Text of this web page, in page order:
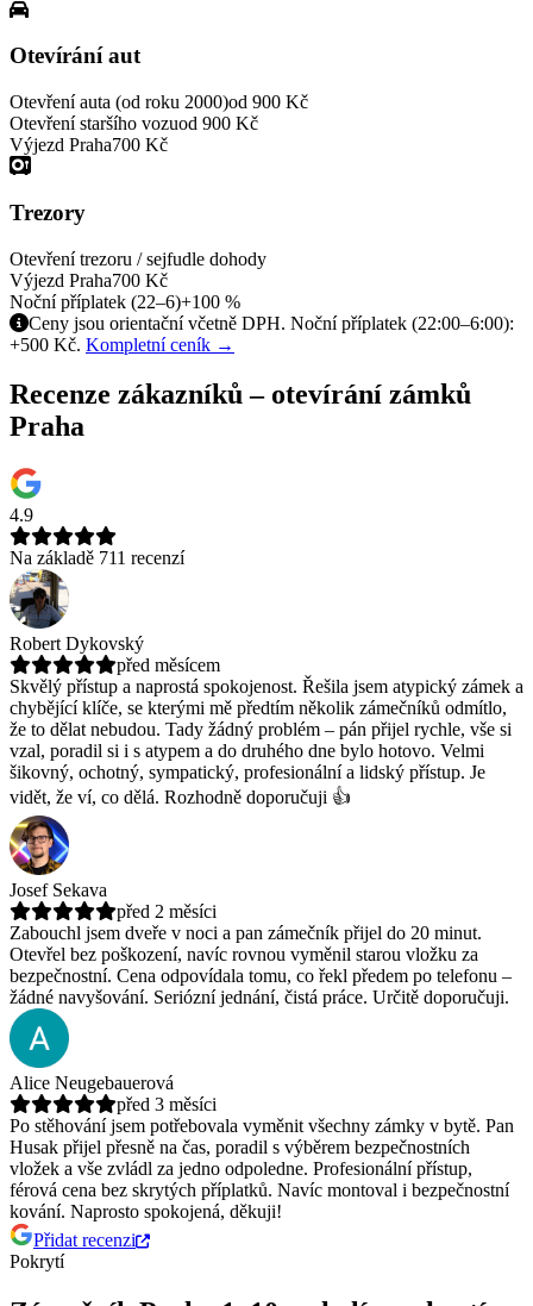
Otevírání aut
Otevření auta (od roku 2000)od 900 Kč
Otevření staršího vozuod 900 Kč
Výjezd Praha700 Kč
Trezory
Otevření trezoru / sejfudle dohody
Výjezd Praha700 Kč
Noční příplatek (22–6)+100 %
Ceny jsou orientační včetně DPH. Noční příplatek (22:00–6:00):
+500 Kč. Kompletní ceník →
Recenze zákazníků – otevírání zámků
Praha
4.9
Na základě 711 recenzí
Robert Dykovský
před měsícem
Skvělý přístup a naprostá spokojenost. Řešila jsem atypický zámek a
chybějící klíče, se kterými mě předtím několik zámečníků odmítlo,
že to dělat nebudou. Tady žádný problém – pán přijel rychle, vše si
vzal, poradil si i s atypem a do druhého dne bylo hotovo. Velmi
šikovný, ochotný, sympatický, profesionální a lidský přístup. Je
vidět, že ví, co dělá. Rozhodně doporučuji 👍
Josef Sekava
před 2 měsíci
Zabouchl jsem dveře v noci a pan zámečník přijel do 20 minut.
Otevřel bez poškození, navíc rovnou vyměnil starou vložku za
bezpečnostní. Cena odpovídala tomu, co řekl předem po telefonu –
žádné navyšování. Seriózní jednání, čistá práce. Určitě doporučuji.
Alice Neugebauerová
před 3 měsíci
Po stěhování jsem potřebovala vyměnit všechny zámky v bytě. Pan
Husak přijel přesně na čas, poradil s výběrem bezpečnostních
vložek a vše zvládl za jedno odpoledne. Profesionální přístup,
férová cena bez skrytých příplatků. Navíc montoval i bezpečnostní
kování. Naprosto spokojená, děkuji!
Přidat recenzi
Pokrytí